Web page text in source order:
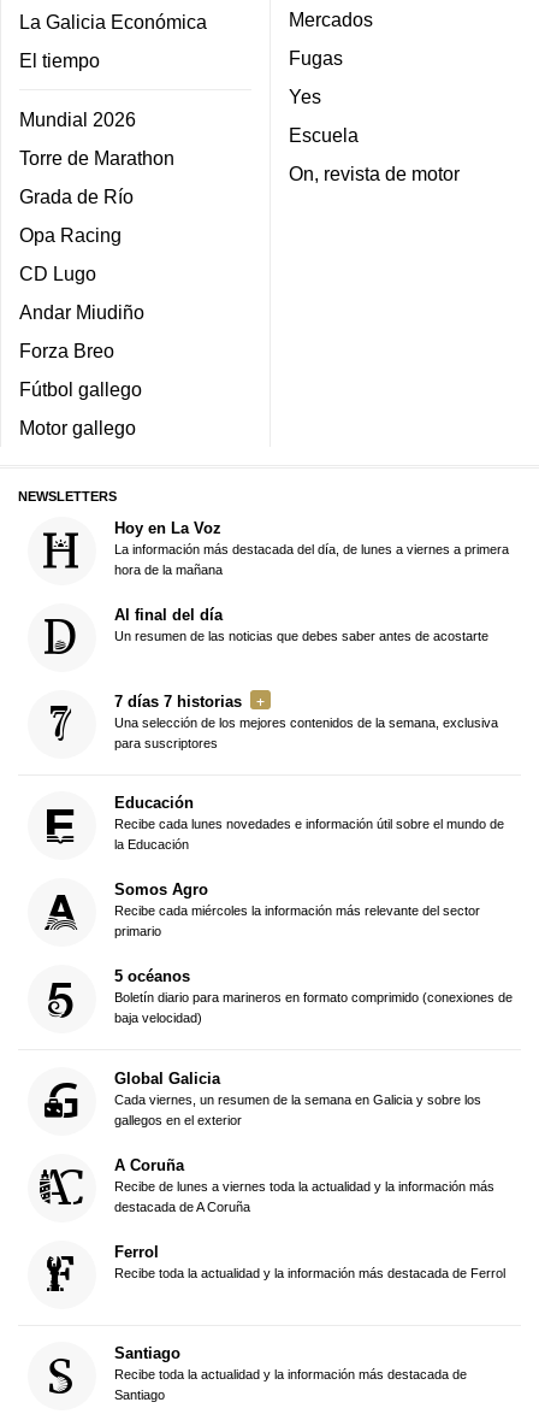
La Galicia Económica
El tiempo
Mundial 2026
Torre de Marathon
Grada de Río
Opa Racing
CD Lugo
Andar Miudiño
Forza Breo
Fútbol gallego
Motor gallego
Mercados
Fugas
Yes
Escuela
On, revista de motor
NEWSLETTERS
Hoy en La Voz
La información más destacada del día, de lunes a viernes a primera
hora de la mañana
Al final del día
Un resumen de las noticias que debes saber antes de acostarte
7 días 7 historias
Una selección de los mejores contenidos de la semana, exclusiva
para suscriptores
Educación
Recibe cada lunes novedades e información útil sobre el mundo de
la Educación
Somos Agro
Recibe cada miércoles la información más relevante del sector
primario
5 océanos
Boletín diario para marineros en formato comprimido (conexiones de
baja velocidad)
Global Galicia
Cada viernes, un resumen de la semana en Galicia y sobre los
gallegos en el exterior
A Coruña
Recibe de lunes a viernes toda la actualidad y la información más
destacada de A Coruña
Ferrol
Recibe toda la actualidad y la información más destacada de Ferrol
Santiago
Recibe toda la actualidad y la información más destacada de
Santiago